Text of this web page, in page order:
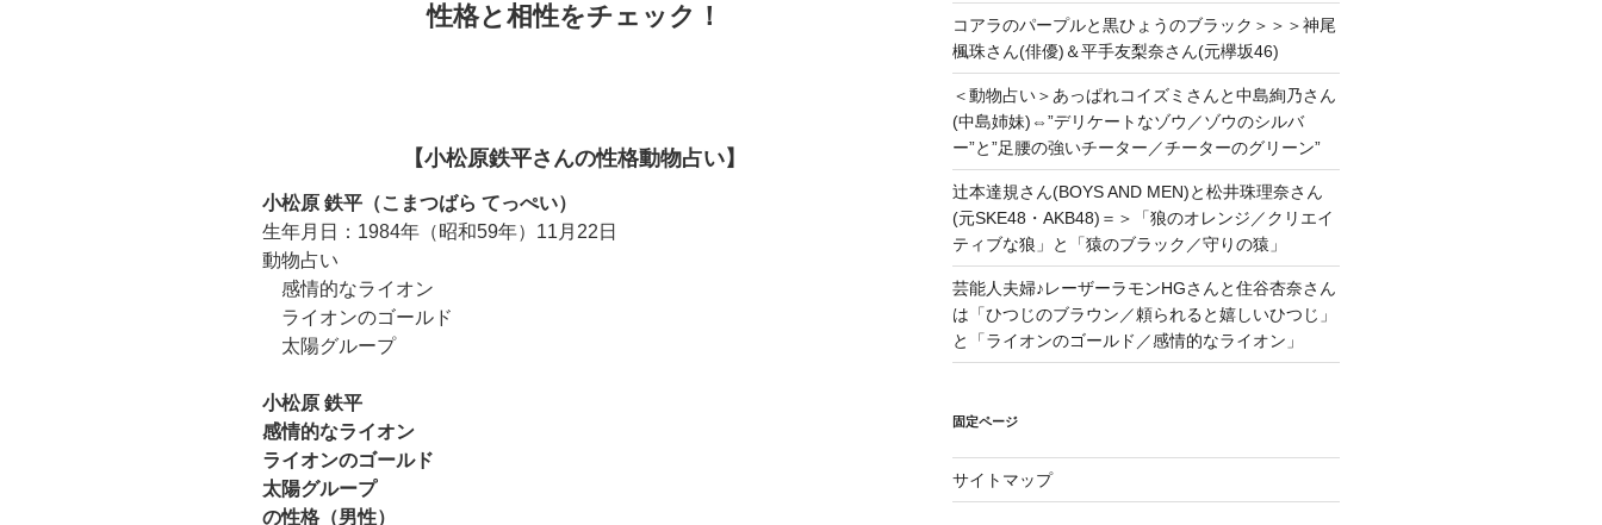
性格と相性をチェック！
【小松原鉄平さんの性格動物占い】
小松原 鉄平（こまつばら てっぺい）
生年月日：1984年（昭和59年）11月22日
動物占い
感情的なライオン
ライオンのゴールド
太陽グループ
小松原 鉄平
感情的なライオン
ライオンのゴールド
太陽グループ
の性格（男性）
コアラのパープルと黒ひょうのブラック＞＞＞神尾
楓珠さん(俳優)＆平手友梨奈さん(元欅坂46)
＜動物占い＞あっぱれコイズミさんと中島絢乃さん
(中島姉妹)⇔”デリケートなゾウ／ゾウのシルバ
ー”と”足腰の強いチーター／チーターのグリーン”
辻本達規さん(BOYS AND MEN)と松井珠理奈さん
(元SKE48・AKB48)＝＞「狼のオレンジ／クリエイ
ティブな狼」と「猿のブラック／守りの猿」
芸能人夫婦♪レーザーラモンHGさんと住谷杏奈さん
は「ひつじのブラウン／頼られると嬉しいひつじ」
と「ライオンのゴールド／感情的なライオン」
固定ページ
サイトマップ